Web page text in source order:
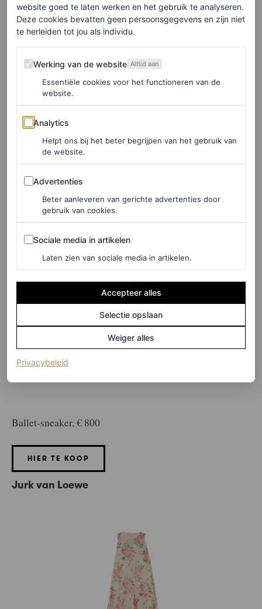
©DE BIJENKORF
Midi-jurk met steekzakken, € 460
Ballet-sneaker, € 800
HIER TE KOOP
Jurk van Loewe
website goed te laten werken en het gebruik te analyseren.
Deze cookies bevatten geen persoonsgegevens en zijn niet
te herleiden tot jou als individu.
Werking van de website
Werking van de website Altijd aan
Essentiële cookies voor het functioneren van de
website.
Analytics
Analytics
Helpt ons bij het beter begrijpen van het gebruik van
de website.
Advertenties
Advertenties
Beter aanleveren van gerichte advertenties door
gebruik van cookies.
Sociale media in artikelen
Sociale media in artikelen
Laten zien van sociale media in artikelen.
Accepteer alles
Selectie opslaan
Weiger alles
Privacybeleid